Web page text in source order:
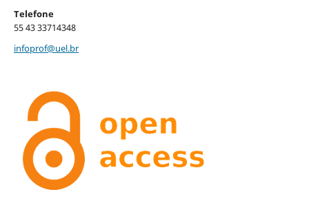
Telefone
55 43 33714348
infoprof@uel.br